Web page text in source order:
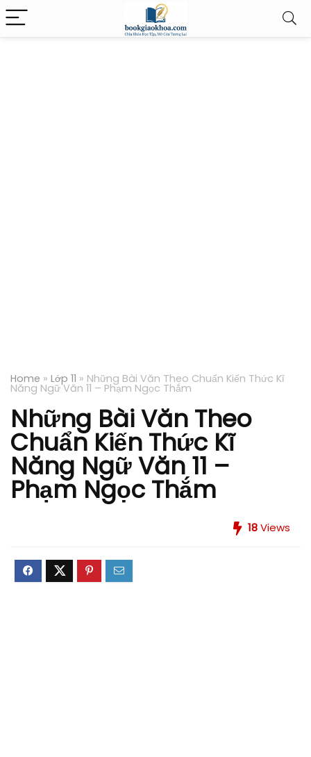
Home » Lớp 11 » Những Bài Văn Theo Chuẩn Kiến Thức Kĩ
Năng Ngữ Văn 11 – Phạm Ngọc Thắm
Những Bài Văn Theo
Chuẩn Kiến Thức Kĩ
Năng Ngữ Văn 11 –
Phạm Ngọc Thắm
18Views